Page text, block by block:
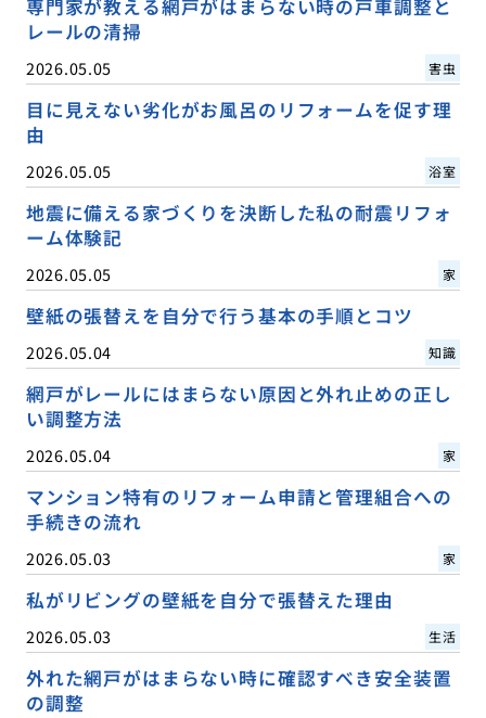
専門家が教える網戸がはまらない時の戸車調整と
レールの清掃
2026.05.05 害虫
目に見えない劣化がお風呂のリフォームを促す理
由
2026.05.05 浴室
地震に備える家づくりを決断した私の耐震リフォ
ーム体験記
2026.05.05 家
壁紙の張替えを自分で行う基本の手順とコツ
2026.05.04 知識
網戸がレールにはまらない原因と外れ止めの正し
い調整方法
2026.05.04 家
マンション特有のリフォーム申請と管理組合への
手続きの流れ
2026.05.03 家
私がリビングの壁紙を自分で張替えた理由
2026.05.03 生活
外れた網戸がはまらない時に確認すべき安全装置
の調整